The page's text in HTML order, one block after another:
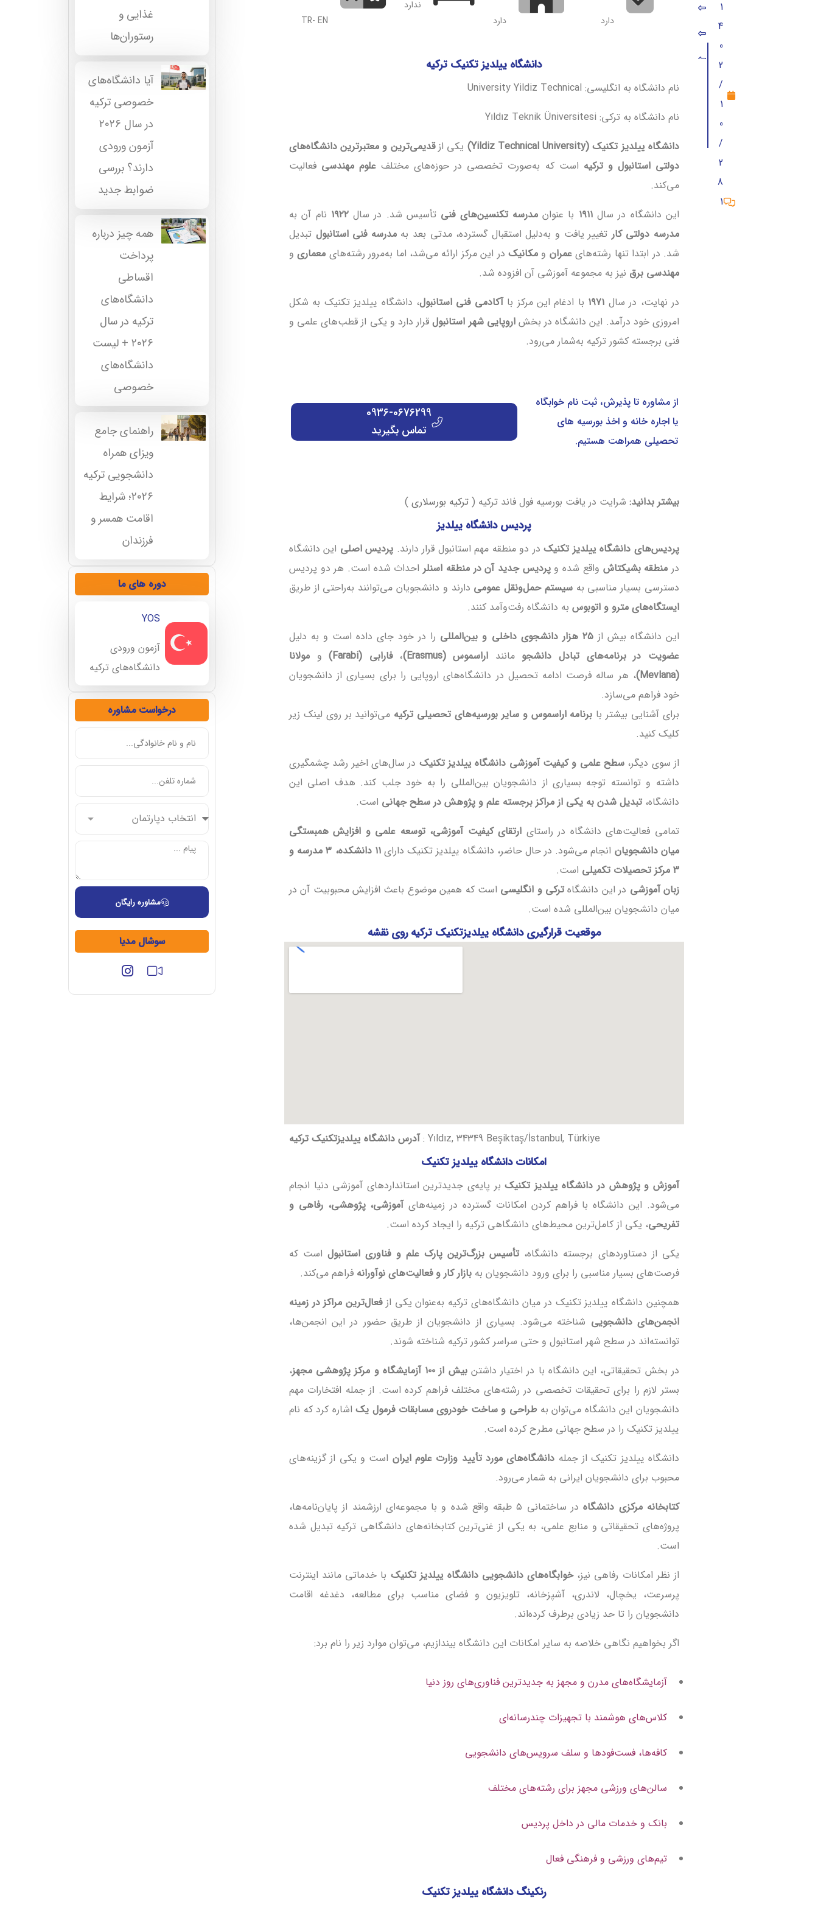
1
4
0
2
/
1
0
/
2
8
1
امکانات دانشگاه ییلدیز تکنیک
مدارک مورد نیاز برای ثبت نام در دانشگاه ییلدیز تکنیک
رشته ها و شهریه دانشگاه ییلدیز تکنیک ترکیه
دارد دارد
ندارد
TR- EN
دانشگاه ییلدیز تکنیک ترکیه
نام دانشگاه به انگلیسی: University Yildiz Technical
نام دانشگاه به ترکی: Yıldız Teknik Üniversitesi
دانشگاه ییلدیز تکنیک (Yildiz Technical University)
یکی ازقدیمی‌ترین و معتبرترین دانشگاه‌های
دولتی استانبول و ترکیه است که به‌صورت تخصصی در حوزه‌های مختلف علوم مهندسی فعالیت
می‌کند.
این دانشگاه در سال۱۹۱۱ با عنوانمدرسه تکنسین‌های فنی تأسیس شد. در سال۱۹۲۲ نام آن به
مدرسه دولتی کار تغییر یافت و به‌دلیل استقبال گسترده، مدتی بعد بهمدرسه فنی استانبول تبدیل
شد. در ابتدا تنها رشته‌هایعمران و مکانیکدر این مرکز ارائه می‌شد، اما به‌مرور رشته‌های معماریو
مهندسی برق نیز به مجموعه آموزشی آن افزوده شد.
در نهایت، در سال ۱۹۷۱ با ادغام این مرکز باآکادمی فنی استانبول، دانشگاه ییلدیز تکنیک به شکل
امروزی خود درآمد. این دانشگاه در بخشاروپایی شهر استانبولقرار دارد و یکی از قطب‌های علمی و
فنی برجسته کشور ترکیه به‌شمار می‌رود.
از مشاوره تا پذیرش، ثبت نام خوابگاه
یا اجاره خانه و اخذ بورسیه های
تحصیلی همراهت هستیم.
0936-0676299
تماس بگیرید
بیشتر بدانید: شرایت در یافت بورسیه فول فاند ترکیه ( ترکیه بورسلاری )
پردیس دانشگاه ییلدیز
پردیس‌های دانشگاه ییلدیز تکنیکدر دو منطقه مهم استانبول قرار دارند. پردیس اصلی این دانشگاه
در منطقه بشیکتاش واقع شده وپردیس جدید آن در منطقه اسنلراحداث شده است. هر دو پردیس
دسترسی بسیار مناسبی بهسیستم حمل‌ونقل عمومی دارند و دانشجویان می‌توانند به‌راحتی از طریق
ایستگاه‌های مترو و اتوبوس به دانشگاه رفت‌وآمد کنند.
این دانشگاه بیش از۲۵ هزار دانشجوی داخلی و بین‌المللی
را در خود جای داده است و به دلیل
عضویت در برنامه‌های تبادل دانشجو مانند اراسموس (Erasmus) ،فارابی (Farabi) ومولانا
(Mevlana)
، هر ساله فرصت ادامه تحصیل در دانشگاه‌های اروپایی را برای بسیاری از دانشجویان
خود فراهم می‌سازد.
برای آشنایی بیشتر با برنامه اراسموس و سایر بورسیه‌های تحصیلی ترکیه می‌توانید بر روی لینک زیر
کلیک کنید.
از سوی دیگر،سطح علمی و کیفیت آموزشی دانشگاه ییلدیز تکنیک در سال‌های اخیر رشد چشمگیری
داشته و توانسته توجه بسیاری از دانشجویان بین‌المللی را به خود جلب کند. هدف اصلی این
دانشگاه،تبدیل شدن به یکی از مراکز برجسته علم و پژوهش در سطح جهانی است.
تمامی فعالیت‌های دانشگاه در راستای ارتقای کیفیت آموزشی، توسعه علمی و افزایش همبستگی
میان دانشجویان انجام می‌شود. در حال حاضر، دانشگاه ییلدیز تکنیک دارای
۱۱ دانشکده، ۳ مدرسه و
۳ مرکز تحصیلات تکمیلی
است.
زبان آموزشی در این دانشگاه ترکی و انگلیسی است که همین موضوع باعث افزایش محبوبیت آن در
میان دانشجویان بین‌المللی شده است.
موقعیت قرارگیری دانشگاه ییلدیزتکنیک ترکیه روی نقشه
آدرس دانشگاه ییلدیزتکنیک ترکیه: Yıldız, 34349 Beşiktaş/İstanbul, Türkiye
امکانات دانشگاه ییلدیز تکنیک
آموزش و پژوهش در دانشگاه ییلدیز تکنیکبر پایه‌ی جدیدترین استانداردهای آموزشی دنیا انجام
می‌شود. این دانشگاه با فراهم کردن امکانات گسترده در زمینه‌هایآموزشی، پژوهشی، رفاهی و
تفریحی، یکی از کامل‌ترین محیط‌های دانشگاهی ترکیه را ایجاد کرده است.
یکی از دستاوردهای برجسته دانشگاه، تأسیس بزرگ‌ترین پارک علم و فناوری استانبولاست که
فرصت‌های بسیار مناسبی را برای ورود دانشجویان بهبازار کار و فعالیت‌های نوآورانه فراهم می‌کند.
همچنین دانشگاه ییلدیز تکنیک در میان دانشگاه‌های ترکیه به‌عنوان یکی ازفعال‌ترین مراکز در زمینه
انجمن‌های دانشجویی شناخته می‌شود. بسیاری از دانشجویان از طریق حضور در این انجمن‌ها،
توانسته‌اند در سطح شهر استانبول و حتی سراسر کشور ترکیه شناخته شوند.
در بخش تحقیقاتی، این دانشگاه با در اختیار داشتنبیش از ۱۰۰ آزمایشگاه و مرکز پژوهشی مجهز
،
بستر لازم را برای تحقیقات تخصصی در رشته‌های مختلف فراهم کرده است. از جمله افتخارات مهم
دانشجویان این دانشگاه می‌توان بهطراحی و ساخت خودروی مسابقات فرمول یکاشاره کرد که نام
ییلدیز تکنیک را در سطح جهانی مطرح کرده است.
دانشگاه ییلدیز تکنیک از جمله دانشگاه‌های مورد تأیید وزارت علوم ایران است و یکی از گزینه‌های
محبوب برای دانشجویان ایرانی به شمار می‌رود.
کتابخانه مرکزی دانشگاه
در ساختمانی ۵ طبقه واقع شده و با مجموعه‌ای ارزشمند از پایان‌نامه‌ها،
پروژه‌های تحقیقاتی و منابع علمی، به یکی از غنی‌ترین کتابخانه‌های دانشگاهی ترکیه تبدیل شده
است.
از نظر امکانات رفاهی نیز،خوابگاه‌های دانشجویی دانشگاه ییلدیز تکنیک با خدماتی مانند اینترنت
پرسرعت، یخچال، لاندری، آشپزخانه، تلویزیون و فضای مناسب برای مطالعه، دغدغه اقامت
دانشجویان را تا حد زیادی برطرف کرده‌اند.
اگر بخواهیم نگاهی خلاصه به سایر امکانات این دانشگاه بیندازیم، می‌توان موارد زیر را نام برد:
آزمایشگاه‌های مدرن و مجهز به جدیدترین فناوری‌های روز دنیا
کلاس‌های هوشمند با تجهیزات چندرسانه‌ای
کافه‌ها، فست‌فودها و سلف سرویس‌های دانشجویی
سالن‌های ورزشی مجهز برای رشته‌های مختلف
بانک و خدمات مالی در داخل پردیس
تیم‌های ورزشی و فرهنگی فعال
رنکینگ دانشگاه ییلدیز تکنیک
غذایی و
رستوران‌ها
آیا دانشگاه‌های
خصوصی ترکیه
در سال ۲۰۲۶
آزمون ورودی
دارند؟ بررسی
ضوابط جدید
همه چیز درباره
پرداخت
اقساطی
دانشگاه‌های
ترکیه در سال
۲۰۲۶ + لیست
دانشگاه‌های
خصوصی
راهنمای جامع
ویزای همراه
دانشجویی ترکیه
۲۰۲۶؛ شرایط
اقامت همسر و
فرزندان
دوره های ما
YOS
آزمون ورودی
دانشگاه‌های ترکیه
درخواست مشاوره
مشاوره رایگان
سوشال مدیا